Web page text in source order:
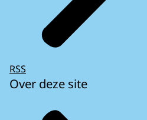
RSS
Over deze site